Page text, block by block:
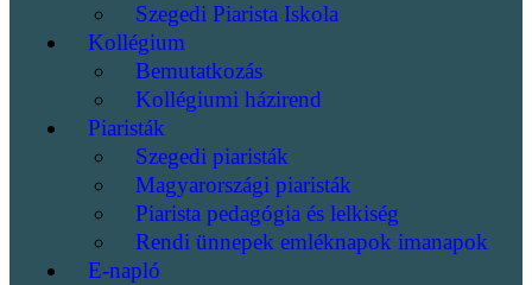
Szegedi Piarista Iskola
Kollégium
Bemutatkozás
Kollégiumi házirend
Piaristák
Szegedi piaristák
Magyarországi piaristák
Piarista pedagógia és lelkiség
Rendi ünnepek emléknapok imanapok
E-napló